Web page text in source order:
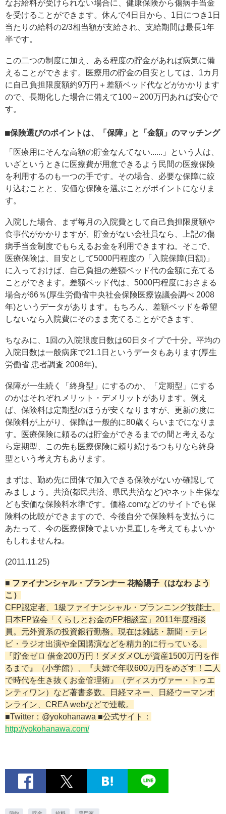
なお給料が受けられない場合に、健康保険から傷病手当金
を受けることができます。休んで4日目から、1日につき1日
当たりの給料の2/3相当額が支給され、支給期間は最長1年
半です。
この二つの制度に加え、ある程度の貯金があれば病気に備
えることができます。医療用の貯金の目安としては、1カ月
に自己負担限度額約9万円＋差額ベッド代などがかかります
ので、長期化した場合に備えて100～200万円あれば安心で
す。
■保険選びのポイントは、「保障」と「金額」のマッチング
「医療用にそんな高額の貯金なんてない......」という人は、
いざというときに医療費が用意できるよう民間の医療保険
を利用するのも一つの手です。その場合、必要な保障に絞
り込むことと、安価な保険を選ぶことがポイントになりま
す。
入院した場合、まず毎月の入院費として自己負担限度額や
食事代がかかりますが、貯金がない会社員なら、上記の傷
病手当金制度でもらえるお金を利用できますね。そこで、
医療保険は、目安として5000円程度の「入院保障(日額)」
に入っておけば、自己負担の差額ベッド代の金額に充てる
ことができます。差額ベッド代は、5000円程度におさまる
場合が66％(厚生労働省中央社会保険医療協議会調べ 2008
年)というデータがあります。もちろん、差額ベッドを希望
しないなら入院費にそのまま充てることができます。
ちなみに、1回の入院限度日数は60日タイプで十分。平均の
入院日数は一般病床で21.1日というデータもあります(厚生
労働省 患者調査 2008年)。
保障が一生続く「終身型」にするのか、「定期型」にする
のかはそれぞれメリット・デメリットがあります。例え
ば、保険料は定期型のほうが安くなりますが、更新の度に
保険料が上がり、保障は一般的に80歳くらいまでになりま
す。医療保険に頼るのは貯金ができるまでの間と考えるな
ら定期型、この先も医療保険に頼り続けるつもりなら終身
型という考え方もあります。
まずは、勤め先に団体で加入できる保険がないか確認して
みましょう。共済(都民共済、県民共済など)やネット生保な
ども安価な保険料水準です。価格.comなどのサイトでも保
険料の比較ができますので、今後自分で保険料を支払うに
あたって、今の医療保険でよいか見直しを考えてもよいか
もしれませんね。
(2011.11.25)
■ ファイナンシャル・プランナー 花輪陽子（はなわ よう
こ）
CFP認定者、1級ファイナンシャル・プランニング技能士。
日本FP協会「くらしとお金のFP相談室」2011年度相談
員。元外資系の投資銀行勤務。現在は雑誌・新聞・テレ
ビ・ラジオ出演や全国講演などを精力的に行っている。
『貯金ゼロ 借金200万円！ダメダメOLが資産1500万円を作
るまで』（小学館）、『夫婦で年収600万円をめざす！二人
で時代を生き抜くお金管理術』（ディスカヴァー・トゥエ
ンティワン）など著書多数。日経マネー、日経ウーマンオ
ンライン、CREA webなどで連載。
■Twitter：@yokohanawa ■公式サイト：
http://yokohanawa.com/